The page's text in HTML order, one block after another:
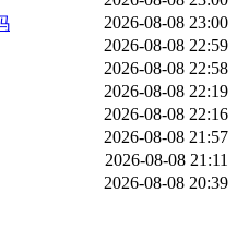
2026-08-08 23:00
2026-08-08 22:59
2026-08-08 22:58
2026-08-08 22:19
2026-08-08 22:16
2026-08-08 21:57
2026-08-08 21:11
2026-08-08 20:39